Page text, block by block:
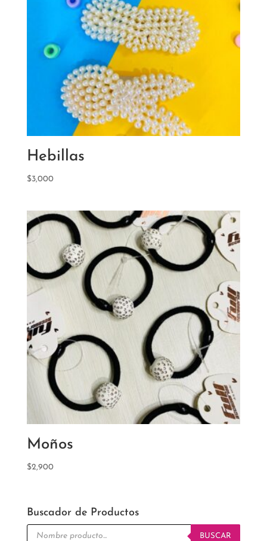
Hebillas
$3,000
Moños
$2,900
Buscador de Productos
Búsqueda
BUSCAR